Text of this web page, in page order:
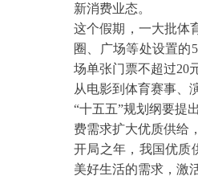
新消费业态。
这个假期，一大批体
圈、广场等处设置的
场单张门票不超过20
从电影到体育赛事、
“十五五”规划纲要提
费需求扩大优质供给
开局之年，我国优质
美好生活的需求，激